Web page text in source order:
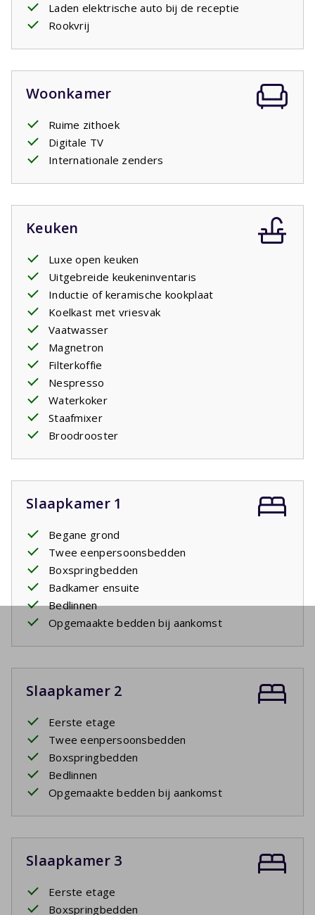
Laden elektrische auto bij de receptie
Rookvrij
Woonkamer
Ruime zithoek
Digitale TV
Internationale zenders
Keuken
Luxe open keuken
Uitgebreide keukeninventaris
Inductie of keramische kookplaat
Koelkast met vriesvak
Vaatwasser
Magnetron
Filterkoffie
Nespresso
Waterkoker
Staafmixer
Broodrooster
Slaapkamer 1
Begane grond
Twee eenpersoonsbedden
Boxspringbedden
Badkamer ensuite
Bedlinnen
Opgemaakte bedden bij aankomst
Slaapkamer 2
Eerste etage
Twee eenpersoonsbedden
Boxspringbedden
Bedlinnen
Opgemaakte bedden bij aankomst
Slaapkamer 3
Eerste etage
Boxspringbedden